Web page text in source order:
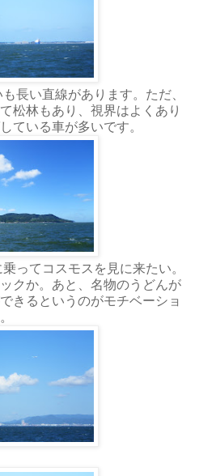
長い直線があります。ただ、
松林もあり、視界はよくあり
ている車が多いです。
ってコスモスを見に来たい。
クか。あと、名物のうどんが
きるというのがモチベーショ